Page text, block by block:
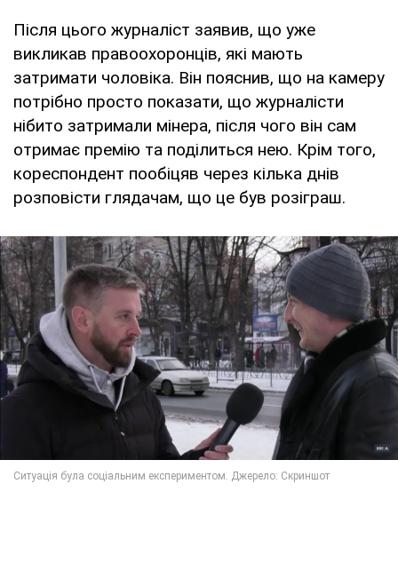
Після цього журналіст заявив, що уже
викликав правоохоронців, які мають
затримати чоловіка. Він пояснив, що на камеру
потрібно просто показати, що журналісти
нібито затримали мінера, після чого він сам
отримає премію та поділиться нею. Крім того,
кореспондент пообіцяв через кілька днів
розповісти глядачам, що це був розіграш.